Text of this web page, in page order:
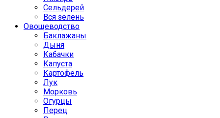
Сельдерей
Вся зелень
Овощеводство
Баклажаны
Дыня
Кабачки
Капуста
Картофель
Лук
Морковь
Огурцы
Перец